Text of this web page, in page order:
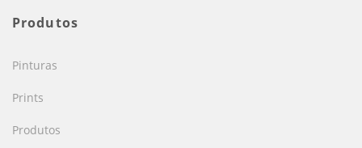
Produtos
Pinturas
Prints
Produtos